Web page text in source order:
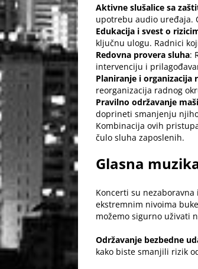
Aktivne slušalice sa
upotrebu audio uređaja.
Edukacija i svest o
ključnu ulogu. Radnici
Redovna provera sluha:
intervenciju i
Planiranje i organizacija
reorganizacija radnog
Pravilno održavanje
doprineti smanjenju
Kombinacija ovih
čulo sluha zaposlenih.
Glasna
Koncerti su
ekstremnim nivoima
možemo sigurno uživati
Održavanje bezbedne
kako biste smanjili rizik